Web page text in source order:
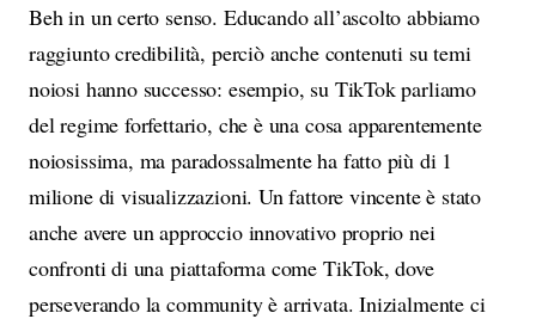
Beh in un certo senso. Educando all’ascolto abbiamo
raggiunto credibilità, perciò anche contenuti su temi
noiosi hanno successo: esempio, su TikTok parliamo
del regime forfettario, che è una cosa apparentemente
noiosissima, ma paradossalmente ha fatto più di 1
milione di visualizzazioni. Un fattore vincente è stato
anche avere un approccio innovativo proprio nei
confronti di una piattaforma come TikTok, dove
perseverando la community è arrivata. Inizialmente ci